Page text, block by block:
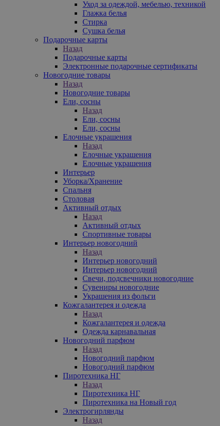
Уход за одеждой, мебелью, техникой
Глажка белья
Стирка
Сушка белья
Подарочные карты
Назад
Подарочные карты
Электронные подарочные сертификаты
Новогодние товары
Назад
Новогодние товары
Ели, сосны
Назад
Ели, сосны
Ели, сосны
Елочные украшения
Назад
Елочные украшения
Елочные украшения
Интерьер
Уборка/Хранение
Спальня
Столовая
Активный отдых
Назад
Активный отдых
Спортивные товары
Интерьер новогодний
Назад
Интерьер новогодний
Интерьер новогодний
Свечи, подсвечники новогодние
Сувениры новогодние
Украшения из фольги
Кожгалантерея и одежда
Назад
Кожгалантерея и одежда
Одежда карнавальная
Новогодний парфюм
Назад
Новогодний парфюм
Новогодний парфюм
Пиротехника НГ
Назад
Пиротехника НГ
Пиротехника на Новый год
Электрогирлянды
Назад